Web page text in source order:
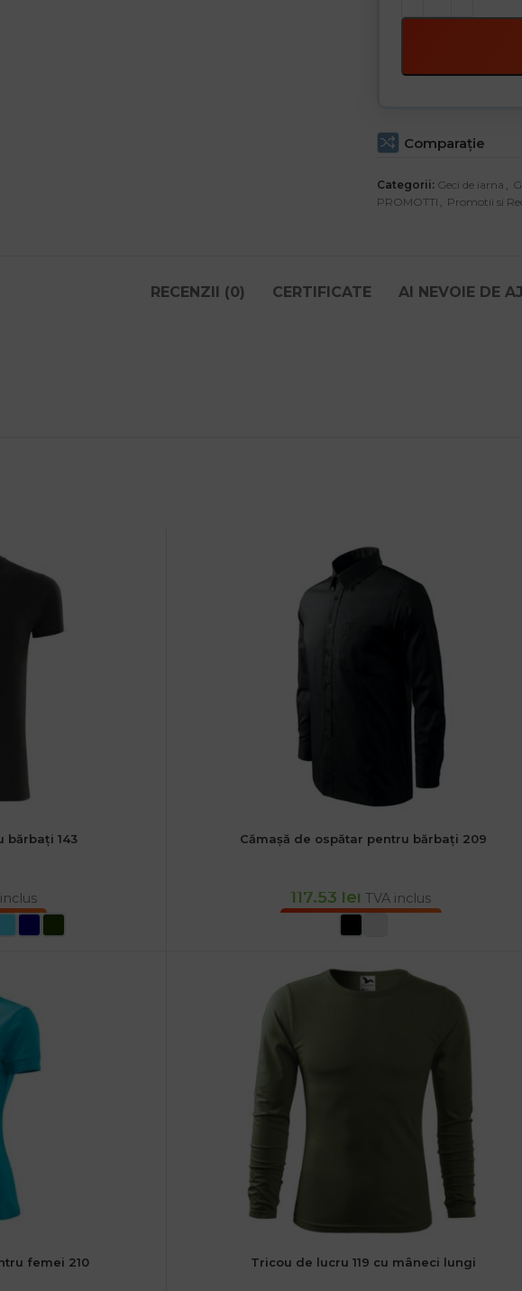
Comparaţie
Categorii: Geci de iarna ,
PROMOTTI , Promotii si
RECENZII (0) CERTIFICATE AI NEVOIE DE
bărbați 143 Cămașă de ospătar pentru bărbați 209
117.53 lei TVA inclus
femei 210 Tricou de lucru 119 cu mâneci lungi